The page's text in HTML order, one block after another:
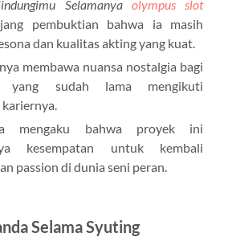
Selamanya olympus slot
pembuktian bahwa ia masih
dan kualitas akting yang kuat.
membawa nuansa nostalgia bagi
yang sudah lama mengikuti
mengaku bahwa proyek ini
kesempatan untuk kembali
passion di dunia seni peran.
Selama Syuting